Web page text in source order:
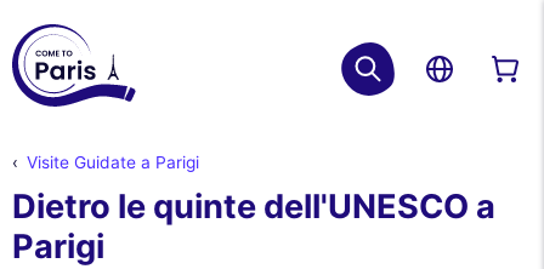
Visite Guidate a Parigi
Dietro le quinte dell'UNESCO a
Parigi